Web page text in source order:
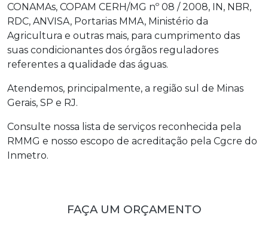
CONAMAs, COPAM CERH/MG nº 08 / 2008, IN, NBR,
RDC, ANVISA, Portarias MMA, Ministério da
Agricultura e outras mais, para cumprimento das
suas condicionantes dos órgãos reguladores
referentes a qualidade das águas.
Atendemos, principalmente, a região sul de Minas
Gerais, SP e RJ.
Consulte nossa lista de serviços reconhecida pela
RMMG e nosso escopo de acreditação pela Cgcre do
Inmetro.
FAÇA UM ORÇAMENTO